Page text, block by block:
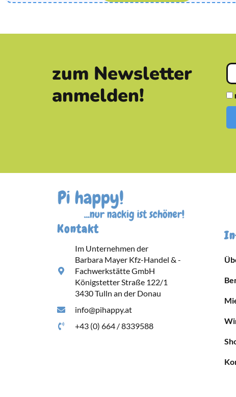
zum Newsletter
anmelden!
Kontakt
Im Unternehmen der
Barbara Mayer Kfz-Handel & -
Fachwerkstätte GmbH
Königstetter Straße 122/1
3430 Tulln an der Donau
info@pihappy.at
+43 (0) 664 / 8339588